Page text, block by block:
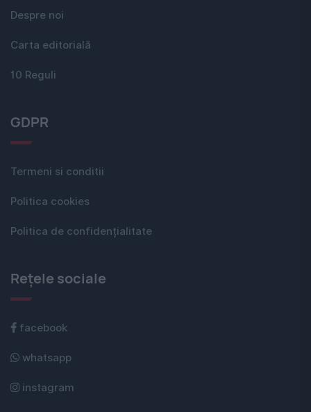
Despre noi
Carta editorială
10 Reguli
GDPR
Termeni si conditii
Politica cookies
Politica de confidențialitate
Rețele sociale
facebook
whatsapp
instagram